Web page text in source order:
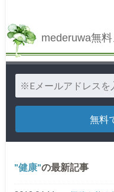
mederuwa無
健康 の最新記事